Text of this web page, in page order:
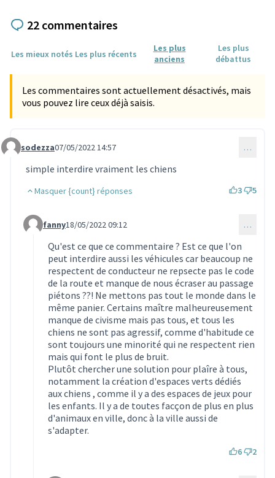
22 commentaires
Les mieux notés Les plus récents
Les plus
anciens
Les plus
débattus
Les commentaires sont actuellement désactivés, mais
vous pouvez lire ceux déjà saisis.
Commentaire 1454
sodezza07/05/2022 14:57 …
simple interdire vraiment les chiens
Masquer {count} réponses 3 5
Commentaire 1491 (réponse au commentaire 1454)
fanny18/05/2022 09:12 …
Qu'est ce que ce commentaire ? Est ce que l'on
peut interdire aussi les véhicules car beaucoup ne
respectent de conducteur ne repsecte pas le code
de la route et manque de nous écraser au passage
piétons ??! Ne mettons pas tout le monde dans le
même panier. Certains maître malheureusement
manque de civisme mais pas tous, et tous les
chiens ne sont pas agressif, comme d'habitude ce
sont toujours une minorité qui ne respectent rien
mais qui font le plus de bruit.
Plutôt chercher une solution pour plaîre à tous,
notamment la création d'espaces verts dédiés
aux chiens , comme il y a des espaces de jeux pour
les enfants. Il y a de toutes facçon de plus en plus
d'animaux en ville, donc à la ville aussi de
s'adapter.
6 2